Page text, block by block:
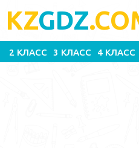
KZGDZ
2 КЛАСС 3 КЛАСС 4 КЛАСС